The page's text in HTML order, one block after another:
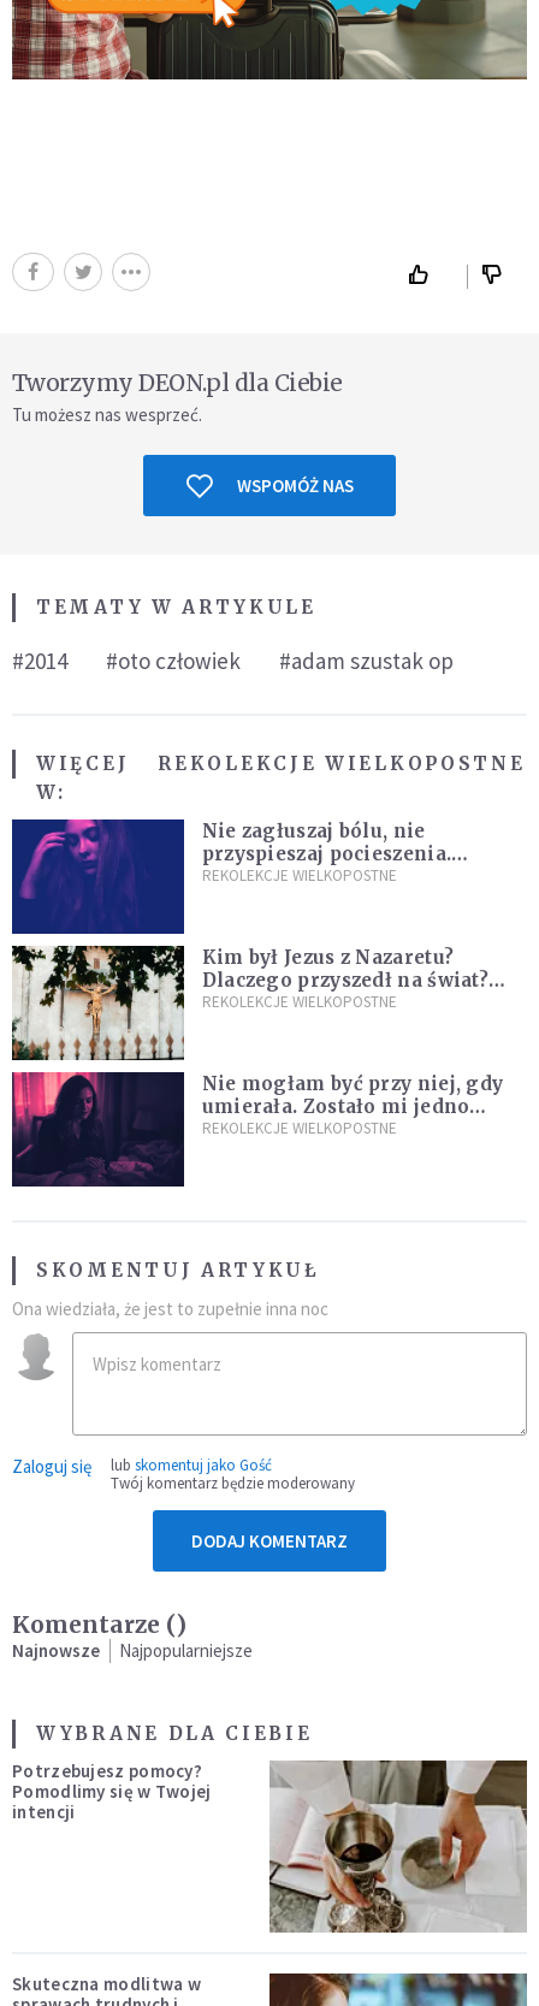
Tworzymy DEON.pl dla Ciebie
Tu możesz nas wesprzeć.
WSPOMÓŻ NAS
TEMATY W ARTYKULE
#2014 #oto człowiek #adam szustak op
WIĘCEJ
W:
REKOLEKCJE WIELKOPOSTNE
Nie zagłuszaj bólu, nie
przyspieszaj pocieszenia.
Przyjmij ciszę zamiast rzucać się
REKOLEKCJE WIELKOPOSTNE
Kim był Jezus z Nazaretu?
Dlaczego przyszedł na świat?
I dlaczego umarł?
REKOLEKCJE WIELKOPOSTNE
Nie mogłam być przy niej, gdy
umierała. Zostało mi jedno
wspomnienie [Siedem Boleści]
REKOLEKCJE WIELKOPOSTNE
SKOMENTUJ ARTYKUŁ
Ona wiedziała, że jest to zupełnie inna noc
Zaloguj się lub skomentuj jako Gość
Twój komentarz będzie moderowany
DODAJ KOMENTARZ
Komentarze ()
Najnowsze Najpopularniejsze
WYBRANE DLA CIEBIE
Potrzebujesz pomocy?
Pomodlimy się w Twojej
intencji
Skuteczna modlitwa w